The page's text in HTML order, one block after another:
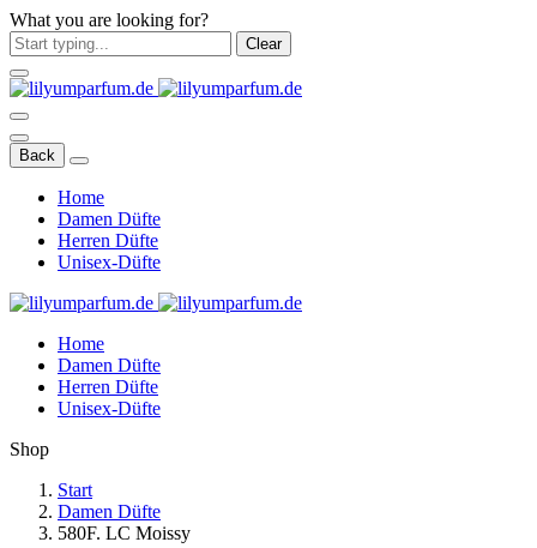
What you are looking for?
Clear
Back
Home
Damen Düfte
Herren Düfte
Unisex-Düfte
Home
Damen Düfte
Herren Düfte
Unisex-Düfte
Shop
Start
Damen Düfte
580F. LC Moissy